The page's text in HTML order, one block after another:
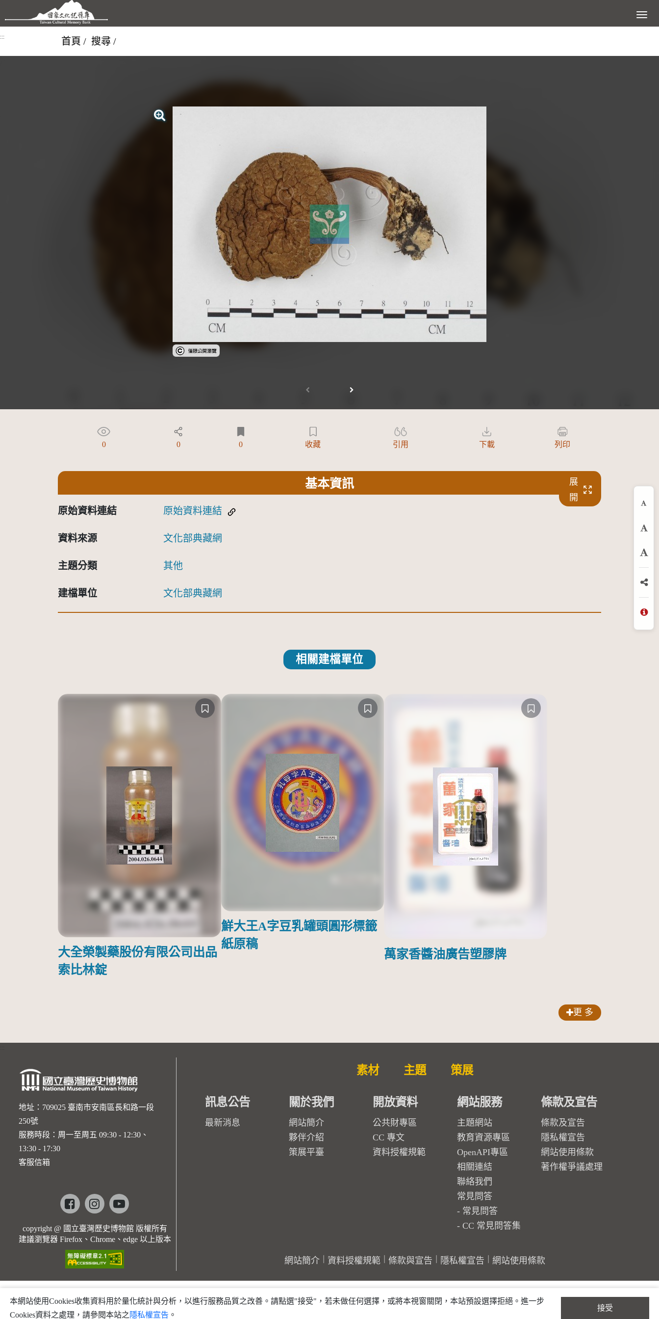
跳到主要內容區塊 展開選
::: 首頁 搜尋
受著作權法保護-僅限於本平台有限度公開瀏覽
0 0 0 收藏 引用 下載 列印
基本資訊
展
開
原始資料連結 原始資料連結
資料來源 文化部典藏網
主題分類 其他
建檔單位 文化部典藏網
相關建檔單位
大全榮製藥股份有限公司出品
索比林錠
鮮大王A字豆乳罐頭圓形標籤
紙原稿
萬家香醬油廣告塑膠牌
更 多
放
分
地址：709025 臺南市安南區長和路一段
250號
服務時段：周一至周五 09:30 - 12:30、
13:30 - 17:30
客服信箱
Facebookinstagramyoutube
copyright @ 國立臺灣歷史博物館 版權所有
建議瀏覽器 Firefox、Chrome、edge 以上版本
素材 主題 策展
訊息公告
最新消息
關於我們
網站簡介
夥伴介紹
策展平臺
開放資料
公共財專區
CC 專文
資料授權規範
網站服務
主題網站
教育資源專區
OpenAPI專區
相關連結
聯絡我們
常見問答
常見問答
CC 常見問答集
條款及宣告
條款及宣告
隱私權宣告
網站使用條款
著作權爭議處理
網站簡介 資料授權規範 條款與宣告 隱私權宣告 網站使用條款
本網站使用Cookies收集資料用於量化統計與分析，以進行服務品質之改善。請點選"接受"，若未做任何選擇，或將本視窗關閉，本站預設選擇拒絕。進一步
Cookies資料之處理，請參閱本站之 隱私權宣告 。
接受